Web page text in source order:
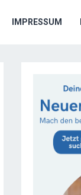
IMPRESSUM